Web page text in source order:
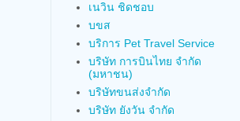
เนวิน ชิดชอบ
บขส
บริการ Pet Travel Service
บริษัท การบินไทย จำกัด
(มหาชน)
บริษัทขนส่งจำกัด
บริษัท ยังวัน จำกัด